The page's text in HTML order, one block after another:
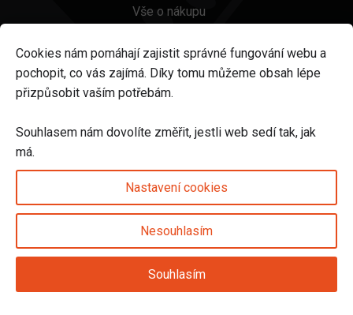
Vše o nákupu
Platba a doprava
Reklamace a vrácení
Obchodní podmínky
Odstoupení od smlouvy
Sledujte nás na
© 2025 Svět karet s.r.o. | vytvořeno DIGIBEES
Cookies nám pomáhají zajistit správné fungování webu a
pochopit, co vás zajímá. Díky tomu můžeme obsah lépe
přizpůsobit vaším potřebám.
Souhlasem nám dovolíte změřit, jestli web sedí tak, jak
má.
Nastavení cookies
Nesouhlasím
Souhlasím